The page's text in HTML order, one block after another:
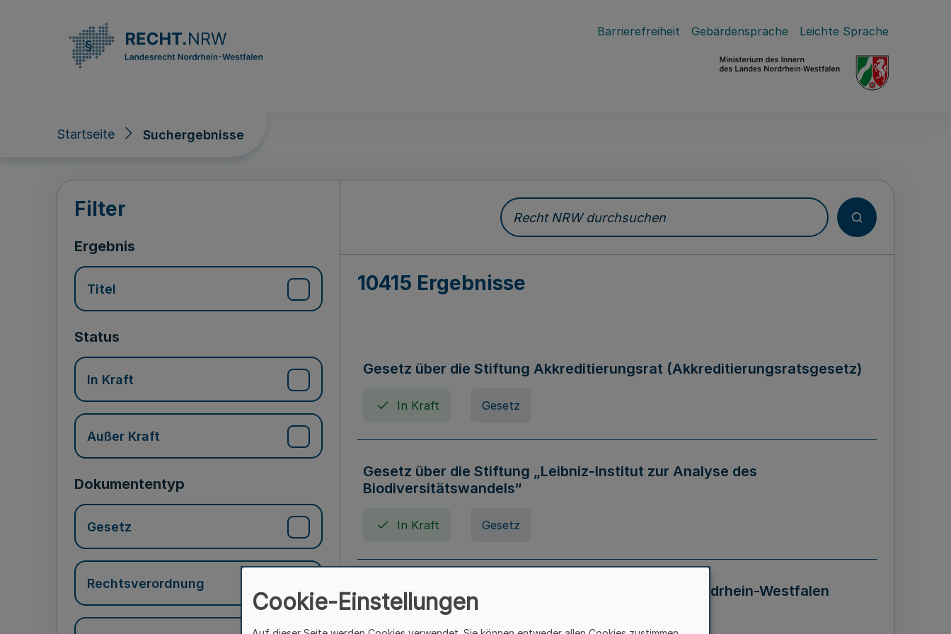
Barrierefreiheit Gebärdensprache Leichte Sprache
Startseite Suchergebnisse
Suchergebnisse
Filter
Ergebnis
Titel
Status
In Kraft
Außer Kraft
Dokumententyp
Gesetz
Rechtsverordnung
Recht NRW durchsuchen
10415 Ergebnisse
Gesetz über die Stiftung Akkreditierungsrat (Akkreditierungsratsgesetz)
In Kraft Gesetz
Gesetz über die Stiftung „Leibniz-Institut zur Analyse des
Biodiversitätswandels“
In Kraft Gesetz
Gesetz über die Kunsthochschulen des Landes Nordrhein-Westfalen
(Kunsthochschulgesetz - KunstHG)
Cookie-Einstellungen